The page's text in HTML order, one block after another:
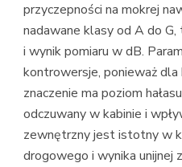
przyczepności na mokrej
nadawane klasy od A do
i wynik pomiaru w dB.
kontrowersje, ponieważ
znaczenie ma poziom
odczuwany w kabinie i
zewnętrzny jest istotny w
drogowego i wynika unijnej